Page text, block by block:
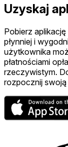
Uzyskaj
Pobierz
płynniej i
użytkownika
płatnościami
rzeczywistym.
rozpocznij